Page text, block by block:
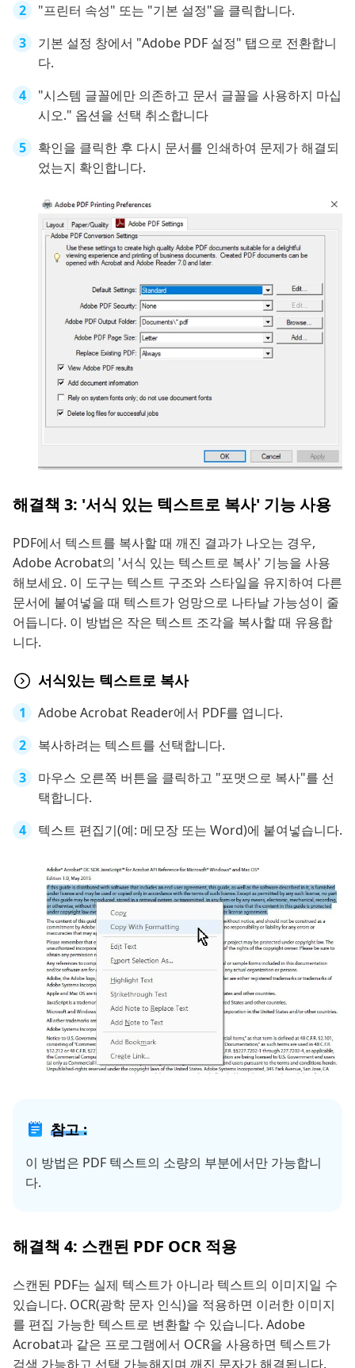
"프린터 속성" 또는 "기본 설정"을 클릭합니다.
기본 설정 창에서 "Adobe PDF 설정" 탭으로 전환합니
다.
"시스템 글꼴에만 의존하고 문서 글꼴을 사용하지 마십
시오." 옵션을 선택 취소합니다
확인을 클릭한 후 다시 문서를 인쇄하여 문제가 해결되
었는지 확인합니다.
해결책 3: '서식 있는 텍스트로 복사' 기능 사용
PDF에서 텍스트를 복사할 때 깨진 결과가 나오는 경우,
Adobe Acrobat의 '서식 있는 텍스트로 복사' 기능을 사용
해보세요. 이 도구는 텍스트 구조와 스타일을 유지하여 다른
문서에 붙여넣을 때 텍스트가 엉망으로 나타날 가능성이 줄
어듭니다. 이 방법은 작은 텍스트 조각을 복사할 때 유용합
니다.
서식있는 텍스트로 복사
Adobe Acrobat Reader에서 PDF를 엽니다.
복사하려는 텍스트를 선택합니다.
마우스 오른쪽 버튼을 클릭하고 "포맷으로 복사"를 선
택합니다.
텍스트 편집기(예: 메모장 또는 Word)에 붙여넣습니다.
참고 :
이 방법은 PDF 텍스트의 소량의 부분에서만 가능합니
다.
해결책 4: 스캔된 PDF OCR 적용
스캔된 PDF는 실제 텍스트가 아니라 텍스트의 이미지일 수
있습니다. OCR(광학 문자 인식)을 적용하면 이러한 이미지
를 편집 가능한 텍스트로 변환할 수 있습니다. Adobe
Acrobat과 같은 프로그램에서 OCR을 사용하면 텍스트가
검색 가능하고 선택 가능해지며 깨진 문자가 해결됩니다.